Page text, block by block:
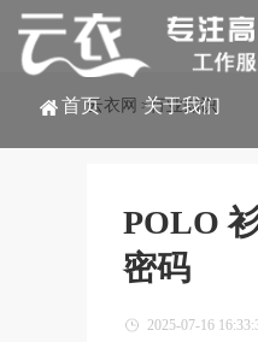
首页 关于我们
云衣网 >行业知识
POLO
密码
2025-07-16